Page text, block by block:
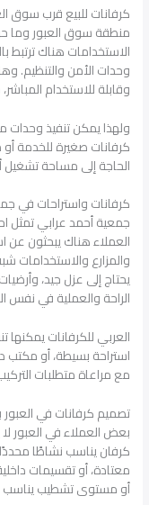
كرفانات للبيع قرب سوق
منطقة سوق العبور وما
الاستخدامات هناك ترتبط
وحدات الأمن والتنظيم.
وقابلة للاستخدام
ولهذا يمكن تنفيذ وحدات
كرفانات صغيرة للخدمة أو
الحاجة إلى مساحة
كرفانات واستراحات في
جمعية أحمد عرابي تمثل
العملاء هناك يبحثون عن
والمزارع والاستخدامات
يحتاج إلى عزل جيد،
الراحة والعملية في نفس
العربي للكرفانات
استراحة بسيطة، أو مكتب
مع مراعاة متطلبات
تصميم كرفانات في
بعض العملاء في العبور
كرفان يناسب نشاطًا
معتادة، أو تقسيمات
أو مستوى تشطيب يناسب